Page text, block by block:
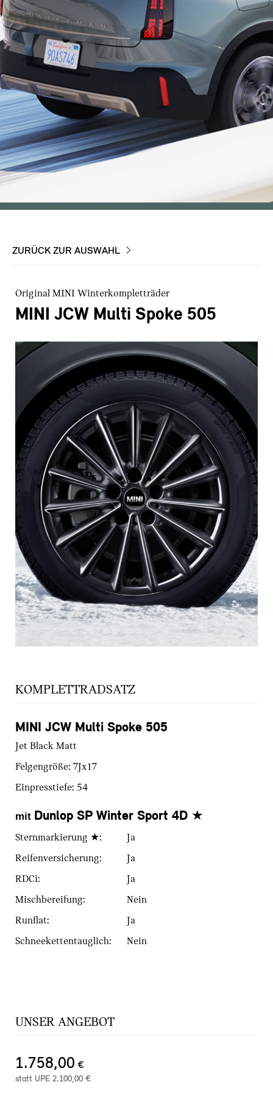
ZURÜCK ZUR AUSWAHL
Original MINI Winterkompletträder
MINI JCW Multi Spoke 505
KOMPLETTRADSATZ
MINI JCW Multi Spoke 505
Jet Black Matt
Felgengröße: 7Jx17
Einpresstiefe: 54
mit Dunlop SP Winter Sport 4D ★
Sternmarkierung ★:
Ja
Reifenversicherung:
Ja
RDCi:
Ja
Mischbereifung:
Nein
Runflat:
Ja
Schneekettentauglich:
Nein
UNSER ANGEBOT
1.758,00 €
statt UPE 2.100,00 €